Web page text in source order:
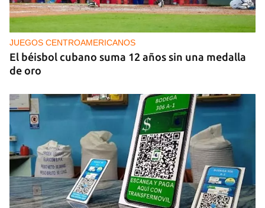
JUEGOS CENTROAMERICANOS
El béisbol cubano suma 12 años sin una medalla
de oro